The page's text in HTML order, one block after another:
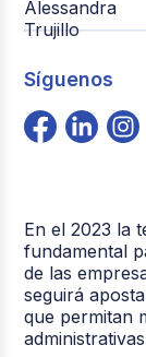
Síguenos
En el 2023 la
fundamental
de las
seguirá
que permitan